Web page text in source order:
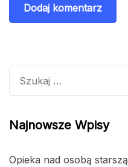
Najnowsze Wpisy
Opieka nad osobą